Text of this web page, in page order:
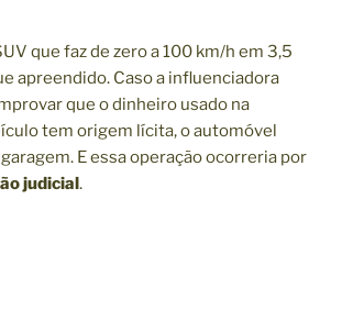
que faz de zero a 100 km/h em 3,5
apreendido. Caso a influenciadora
que o dinheiro usado na
tem origem lícita, o automóvel
E essa operação ocorreria por
judicial .